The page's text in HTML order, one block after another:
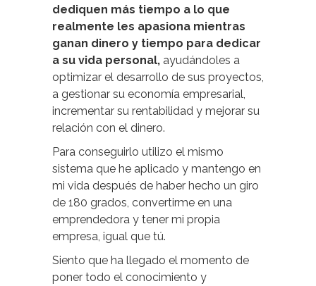
dediquen más tiempo a lo que
realmente les apasiona mientras
ganan dinero y tiempo para dedicar
a su vida personal, ayudándoles a
optimizar el desarrollo de sus proyectos,
a gestionar su economía empresarial,
incrementar su rentabilidad y mejorar su
relación con el dinero.
Para conseguirlo utilizo el mismo
sistema que he aplicado y mantengo en
mi vida después de haber hecho un giro
de 180 grados, convertirme en una
emprendedora y tener mi propia
empresa, igual que tú.
Siento que ha llegado el momento de
poner todo el conocimiento y